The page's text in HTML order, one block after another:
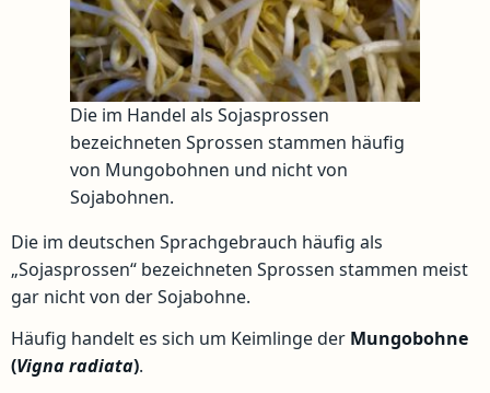
Die im Handel als Sojasprossen
bezeichneten Sprossen stammen häufig
von Mungobohnen und nicht von
Sojabohnen.
Die im deutschen Sprachgebrauch häufig als
„Sojasprossen“ bezeichneten Sprossen stammen meist
gar nicht von der Sojabohne.
Häufig handelt es sich um Keimlinge der Mungobohne
(Vigna radiata).